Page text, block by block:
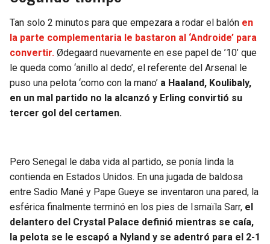
Tan solo 2 minutos para que empezara a rodar el balón en
la parte complementaria le bastaron al ‘Androide’ para
convertir. Ødegaard nuevamente en ese papel de ’10’ que
le queda como ‘anillo al dedo’, el referente del Arsenal le
puso una pelota ‘como con la mano’ a Haaland, Koulibaly,
en un mal partido no la alcanzó y Erling convirtió su
tercer gol del certamen.
Pero Senegal le daba vida al partido, se ponía linda la
contienda en Estados Unidos. En una jugada de baldosa
entre Sadio Mané y Pape Gueye se inventaron una pared, la
esférica finalmente terminó en los pies de Ismaïla Sarr, el
delantero del Crystal Palace definió mientras se caía,
la pelota se le escapó a Nyland y se adentró para el 2-1